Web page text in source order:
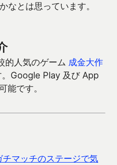
なとは思っています。
的人気のゲーム 成金大作
。Google Play 及び App
能です。
マッチのステージで気